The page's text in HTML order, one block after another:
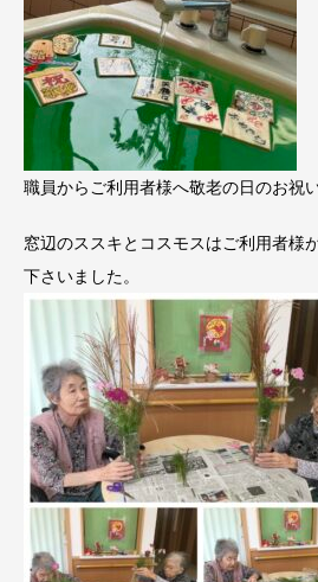
職員からご利用者様へ敬老の日のお祝
窓辺のススキとコスモスはご利用者様
下さいました。